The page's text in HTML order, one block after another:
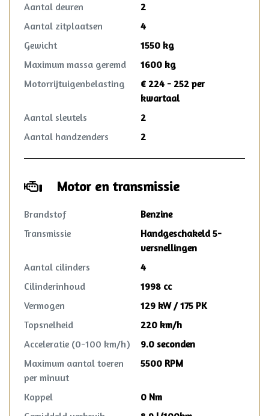
Aantal deuren
2
Aantal zitplaatsen
4
Gewicht
1550 kg
Maximum massa geremd
1600 kg
Motorrijtuigenbelasting
€ 224 - 252 per
kwartaal
Aantal sleutels
2
Aantal handzenders
2
Motor en transmissie
Brandstof
Benzine
Transmissie
Handgeschakeld 5-
versnellingen
Aantal cilinders
4
Cilinderinhoud
1998 cc
Vermogen
129 kW / 175 PK
Topsnelheid
220 km/h
Acceleratie (0-100 km/h)
9.0 seconden
Maximum aantal toeren
per minuut
5500 RPM
Koppel
0 Nm